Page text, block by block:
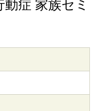
症 家族セミ